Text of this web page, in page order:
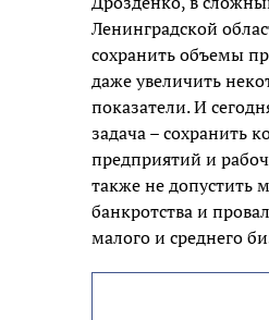
Ленинградской
сохранить объемы
даже увеличить
показатели. И
задача – сохранить
предприятий и
также не допустить
банкротства и
малого и среднего